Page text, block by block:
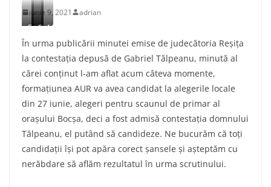
iunie 9, 2021 adrian
E
u
g
e
i
s
m
ă
n
M
a
r
B
o
c
ş
a
G
a
b
r
l
T
ă
l
p
M
i
r
P
a
s
c
u
În urma publicării minutei emise de judecătoria Reșița
la contestația depusă de Gabriel Tălpeanu, minută al
cărei conținut l-am aflat acum câteva momente,
formațiunea AUR va avea candidat la alegerile locale
din 27 iunie, alegeri pentru scaunul de primar al
orașului Bocșa, deci a fost admisă contestaţia domnului
Tălpeanu, el putând să candideze. Ne bucurăm că toți
candidații își pot apăra corect șansele și așteptăm cu
nerăbdare să aflăm rezultatul în urma scrutinului.